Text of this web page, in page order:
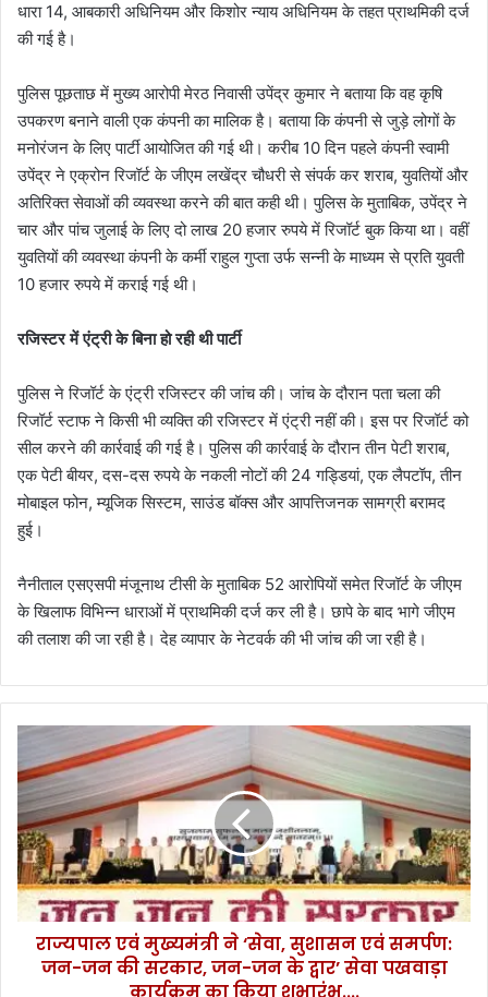
धारा 14, आबकारी अधिनियम और किशोर न्याय अधिनियम के तहत प्राथमिकी दर्ज
की गई है।
पुलिस पूछताछ में मुख्य आरोपी मेरठ निवासी उपेंद्र कुमार ने बताया कि वह कृषि
उपकरण बनाने वाली एक कंपनी का मालिक है। बताया कि कंपनी से जुड़े लोगों के
मनोरंजन के लिए पार्टी आयोजित की गई थी। करीब 10 दिन पहले कंपनी स्वामी
उपेंद्र ने एक्रोन रिजॉर्ट के जीएम लखेंद्र चौधरी से संपर्क कर शराब, युवतियों और
अतिरिक्त सेवाओं की व्यवस्था करने की बात कही थी। पुलिस के मुताबिक, उपेंद्र ने
चार और पांच जुलाई के लिए दो लाख 20 हजार रुपये में रिजॉर्ट बुक किया था। वहीं
युवतियों की व्यवस्था कंपनी के कर्मी राहुल गुप्ता उर्फ सन्नी के माध्यम से प्रति युवती
10 हजार रुपये में कराई गई थी।
रजिस्टर में एंट्री के बिना हो रही थी पार्टी
पुलिस ने रिजॉर्ट के एंट्री रजिस्टर की जांच की। जांच के दौरान पता चला की
रिजॉर्ट स्टाफ ने किसी भी व्यक्ति की रजिस्टर में एंट्री नहीं की। इस पर रिजॉर्ट को
सील करने की कार्रवाई की गई है। पुलिस की कार्रवाई के दौरान तीन पेटी शराब,
एक पेटी बीयर, दस-दस रुपये के नकली नोटों की 24 गड्डियां, एक लैपटॉप, तीन
मोबाइल फोन, म्यूजिक सिस्टम, साउंड बॉक्स और आपत्तिजनक सामग्री बरामद
हुई।
नैनीताल एसएसपी मंजूनाथ टीसी के मुताबिक 52 आरोपियों समेत रिजॉर्ट के जीएम
के खिलाफ विभिन्न धाराओं में प्राथमिकी दर्ज कर ली है। छापे के बाद भागे जीएम
की तलाश की जा रही है। देह व्यापार के नेटवर्क की भी जांच की जा रही है।
रा
पा
ल
ए
वं
मु
ख्य
मं
राज्यपाल एवं मुख्यमंत्री ने ‘सेवा, सुशासन एवं समर्पण:
जन-जन की सरकार, जन-जन के द्वार’ सेवा पखवाड़ा